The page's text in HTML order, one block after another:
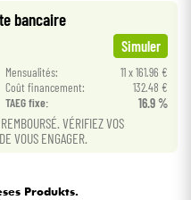
Marken an
bancaire
Simuler
Mensualités:
11 x 161.96 €
Coût financement:
132.48 €
TAEG fixe: 16.9 %
VÉRIFIEZ VOS
VOUS ENGAGER.
Produkts.